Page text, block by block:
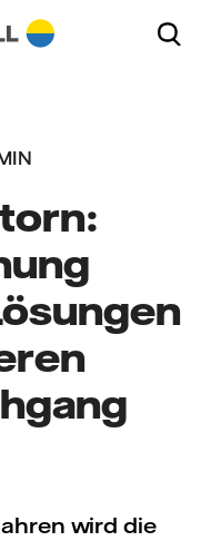
wird die